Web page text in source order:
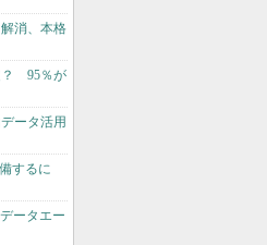
消、本格
？ 95％が
ータ活用
するに
ータエー